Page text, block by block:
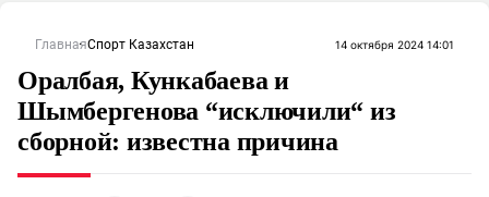
ГлавнаяСпорт Казахстан 14 октября 2024 14:01
Оралбая, Кункабаева и
Шымбергенова “исключили“ из
сборной: известна причина